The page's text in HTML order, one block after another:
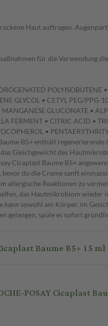
Haut auftragen.
für die Verwendung
POLYISOBUTENE
GLYCOL • CETYL PEG/
GLUCONATE •
FERMENT • CITRIC ACID •
•
B5+ enthält
Gleichgewicht des
Cicaplast Baume B5+
du die Creme sanft
allergische Reaktionen zu
das Hautmikrobiom
kann sowohl am Körper, im
gelangen, spüle es sofort
Baume B5+ 15
POSAY Cicaplast